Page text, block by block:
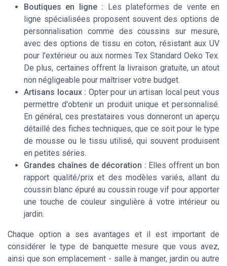
Boutiques en ligne : Les plateformes de vente en
ligne spécialisées proposent souvent des options de
personnalisation comme des coussins sur mesure,
avec des options de tissu en coton, résistant aux UV
pour l'extérieur ou aux normes Tex Standard Oeko Tex.
De plus, certaines offrent la livraison gratuite, un atout
non négligeable pour maîtriser votre budget.
Artisans locaux : Opter pour un artisan local peut vous
permettre d'obtenir un produit unique et personnalisé.
En général, ces prestataires vous donneront un aperçu
détaillé des fiches techniques, que ce soit pour le type
de mousse ou le tissu utilisé, qui souvent produisent
en petites séries.
Grandes chaînes de décoration : Elles offrent un bon
rapport qualité/prix et des modèles variés, allant du
coussin blanc épuré au coussin rouge vif pour apporter
une touche de couleur singulière à votre intérieur ou
jardin.
Chaque option a ses avantages et il est important de
considérer le type de banquette mesure que vous avez,
ainsi que son emplacement - salle à manger, jardin ou autre